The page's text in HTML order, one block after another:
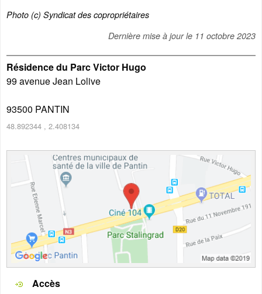
Photo (c) Syndicat des copropriétaires
Dernière mise à jour le 11 octobre 2023
Résidence du Parc Victor Hugo
99 avenue Jean Lolive
93500 PANTIN
48.892344 , 2.408134
Accès